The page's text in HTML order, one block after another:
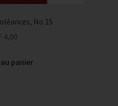
No 15
4,00
panier